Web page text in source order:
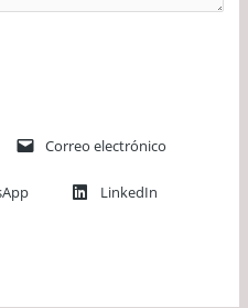
Correo electrónico
LinkedIn